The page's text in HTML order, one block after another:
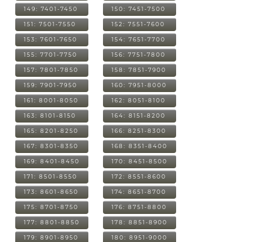
149: 7401-7450 150: 7451-7500
151: 7501-7550 152: 7551-7600
153: 7601-7650 154: 7651-7700
155: 7701-7750 156: 7751-7800
157: 7801-7850 158: 7851-7900
159: 7901-7950 160: 7951-8000
161: 8001-8050 162: 8051-8100
163: 8101-8150 164: 8151-8200
165: 8201-8250 166: 8251-8300
167: 8301-8350 168: 8351-8400
169: 8401-8450 170: 8451-8500
171: 8501-8550 172: 8551-8600
173: 8601-8650 174: 8651-8700
175: 8701-8750 176: 8751-8800
177: 8801-8850 178: 8851-8900
179: 8901-8950 180: 8951-9000